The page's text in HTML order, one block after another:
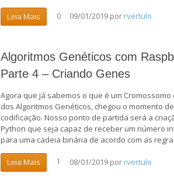
Leia Mais 0 09/01/2019 por rvertulo
Algoritmos Genéticos com
Parte 4 – Criando Genes
Agora que já sabemos o que é um
dos Algoritmos Genéticos, chegou o momento
codificação. Nosso ponto de partida será a
Python que seja capaz de receber um número
para uma cadeia binária de acordo com as
Leia Mais 1 08/01/2019 por rvertulo